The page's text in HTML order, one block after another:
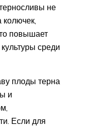
не
повышает
среди
плоды терна
и
Если для